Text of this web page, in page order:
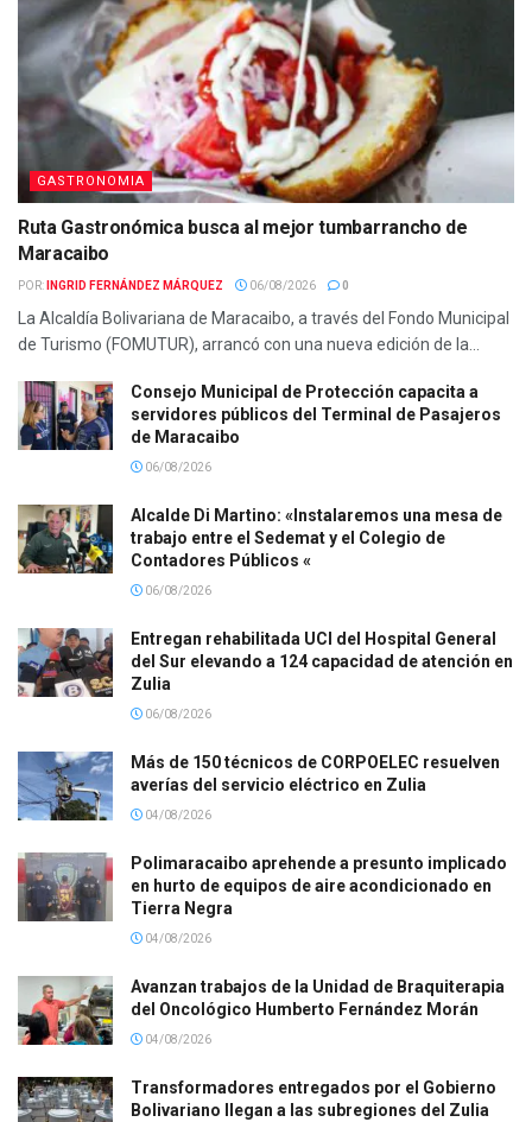
GASTRONOMIA
Ruta Gastronómica busca al mejor tumbarrancho de
Maracaibo
POR: INGRID FERNÁNDEZ MÁRQUEZ 06/08/2026 0
La Alcaldía Bolivariana de Maracaibo, a través del Fondo Municipal
de Turismo (FOMUTUR), arrancó con una nueva edición de la...
Consejo Municipal de Protección capacita a
servidores públicos del Terminal de Pasajeros
de Maracaibo
06/08/2026
Alcalde Di Martino: «Instalaremos una mesa de
trabajo entre el Sedemat y el Colegio de
Contadores Públicos «
06/08/2026
Entregan rehabilitada UCI del Hospital General
del Sur elevando a 124 capacidad de atención en
Zulia
06/08/2026
Más de 150 técnicos de CORPOELEC resuelven
averías del servicio eléctrico en Zulia
04/08/2026
Polimaracaibo aprehende a presunto implicado
en hurto de equipos de aire acondicionado en
Tierra Negra
04/08/2026
Avanzan trabajos de la Unidad de Braquiterapia
del Oncológico Humberto Fernández Morán
04/08/2026
Transformadores entregados por el Gobierno
Bolivariano llegan a las subregiones del Zulia